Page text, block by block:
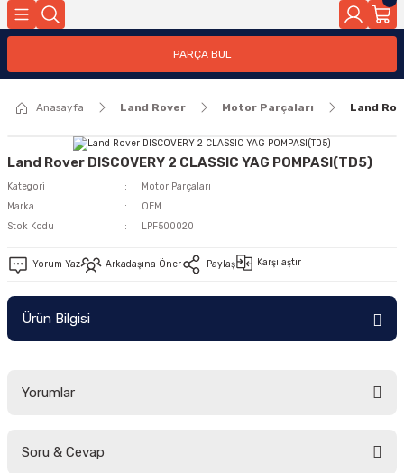
PARÇA BUL
Anasayfa Land Rover Motor Parçaları Land
Land Rover DISCOVERY 2 CLASSIC YAG POMPASI(TD5)
Kategori
Motor Parçaları
Marka
OEM
Stok Kodu
LPF500020
Yorum Yaz Arkadaşına Öner Paylaş Karşılaştır
Ürün Bilgisi
Yorumlar
Soru & Cevap